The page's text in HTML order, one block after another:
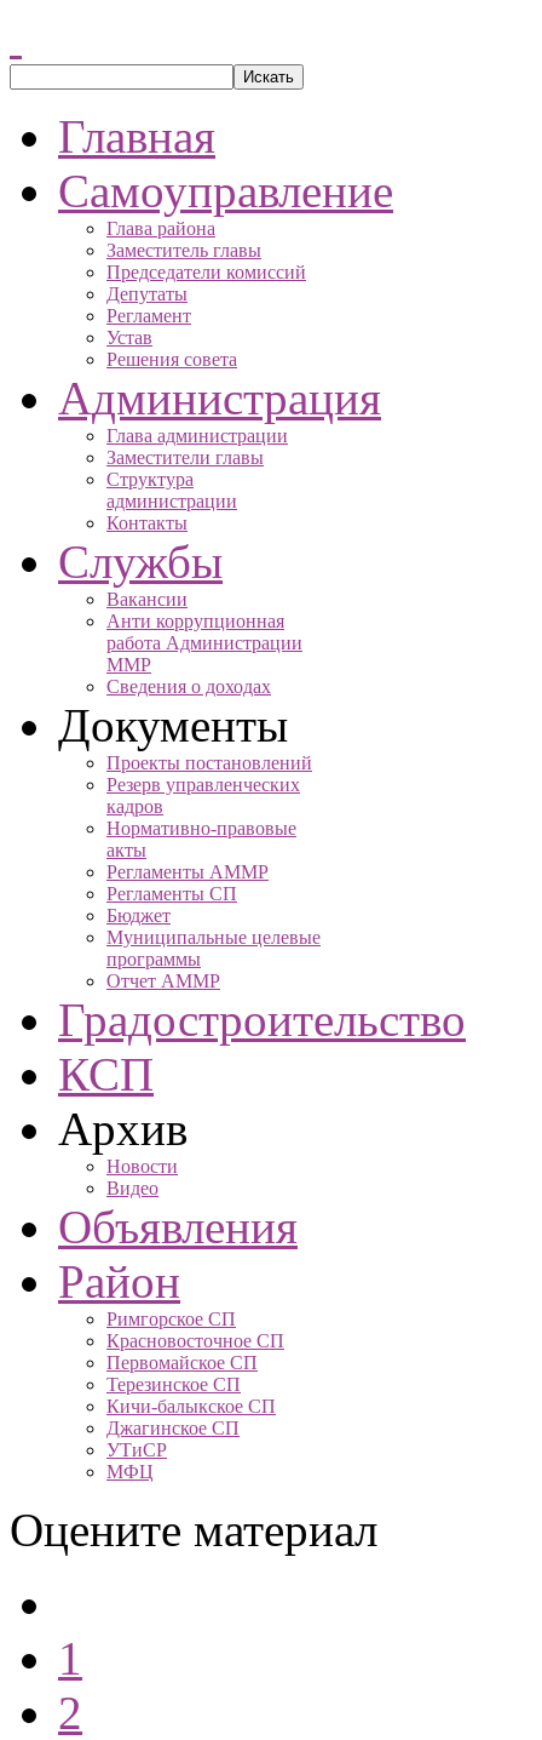
Главная
Самоуправление
Глава района
Заместитель главы
Председатели комиссий
Депутаты
Регламент
Устав
Решения совета
Администрация
Глава администрации
Заместители главы
Структура
администрации
Контакты
Службы
Вакансии
Анти коррупционная
работа Администрации
ММР
Сведения о доходах
Документы
Проекты постановлений
Резерв управленческих
кадров
Нормативно-правовые
акты
Регламенты АММР
Регламенты СП
Бюджет
Муниципальные целевые
программы
Отчет АММР
Градостроительство
КСП
Архив
Новости
Видео
Объявления
Район
Римгорское СП
Красновосточное СП
Первомайское СП
Терезинское СП
Кичи-балыкское СП
Джагинское СП
УТиСР
МФЦ
Оцените материал
1
2